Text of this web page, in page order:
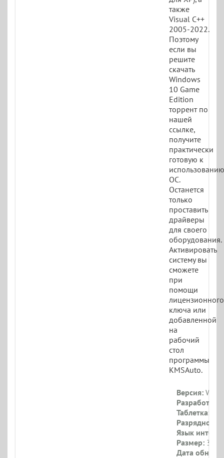
также
Visual C++
2005-2022.
Поэтому
если вы
решите
скачать
Windows
10 Game
Edition
торрент по
нашей
ссылке,
получите
практически
готовую к
использованию
ОС.
Останется
только
проставить
драйверы
для своего
оборудования.
Активировать
систему вы
сможете
при
помощи
лицензионного
ключа или
добавленной
на
рабочий
стол
программы
KMSAuto.
Версия:
Разработчик:
Таблетка:
Разрядность:
Язык
Размер: 3 Гб
Дата